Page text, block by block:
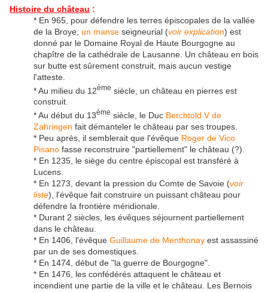
Histoire du château :
* En 965, pour défendre les terres épiscopales de la vallée
de la Broye, un manse seigneurial (voir explication) est
donné par le Domaine Royal de Haute Bourgogne au
chapître de la cathédrale de Lausanne. Un château en bois
sur butte est sûrement construit, mais aucun vestige
l'atteste.
* Au milieu du 12ème siècle, un château en pierres est
construit.
* Au début du 13ème siècle, le Duc Berchtold V de
Zahringen fait démanteler le château par ses troupes.
* Peu après, il semblerait que l'évêque Roger de Vico
Pisano fasse reconstruire "partiellement" le château (?).
* En 1235, le siège du centre épiscopal est transféré à
Lucens.
* En 1273, devant la pression du Comte de Savoie (voir
liste), l'évêque fait construire un puissant château pour
défendre la frontière méridionale.
* Durant 2 siècles, les évêques séjournent partiellement
dans le château.
* En 1406, l'évêque Guillaume de Menthonay est assassiné
par un de ses domestiques.
* En 1474, début de "la guerre de Bourgogne".
* En 1476, les confédérés attaquent le château et
incendient une partie de la ville et le château. Les Bernois